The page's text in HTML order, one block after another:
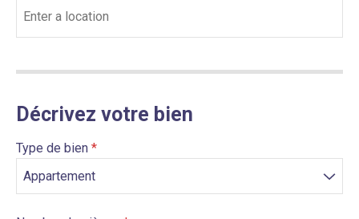
Décrivez votre bien
Type de bien